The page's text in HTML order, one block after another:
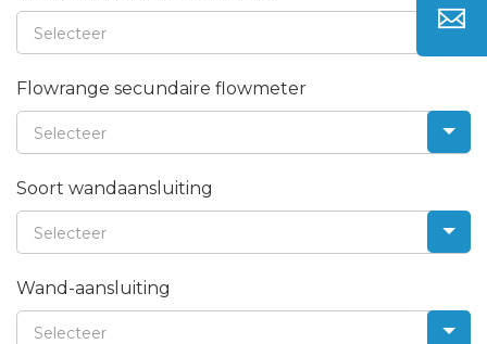
Selecteer
Flowrange secundaire flowmeter
Selecteer
Soort wandaansluiting
Selecteer
Wand-aansluiting
Selecteer